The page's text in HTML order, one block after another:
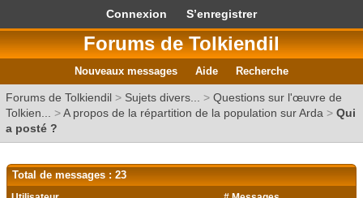
Connexion S’enregistrer
Forums de Tolkiendil
Nouveaux messages Aide Recherche
Forums de Tolkiendil > Sujets divers... > Questions sur l'œuvre de
Tolkien...
>A propos de la répartition de la population sur Arda > Qui
a posté ?
Total de messages : 23